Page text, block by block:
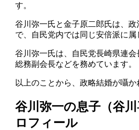
す。
谷川弥一氏と金子原二郎氏は、
で、自民党内では同じ安倍派に属
谷川弥一氏は、自民党長崎県連
総務副会長などを務めています。
以上のことから、政略結婚が囁か
谷川弥一の息子（谷
ロフィール